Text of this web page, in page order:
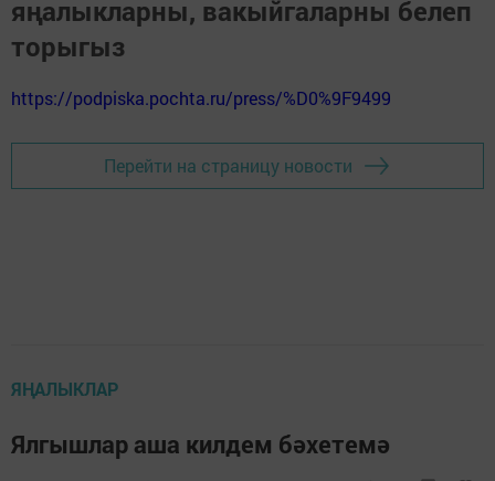
яңалыкларны, вакыйгаларны белеп
торыгыз
https://podpiska.pochta.ru/press/%D0%9F9499
Перейти на страницу новости
ЯҢАЛЫКЛАР
Ялгышлар аша килдем бәхетемә